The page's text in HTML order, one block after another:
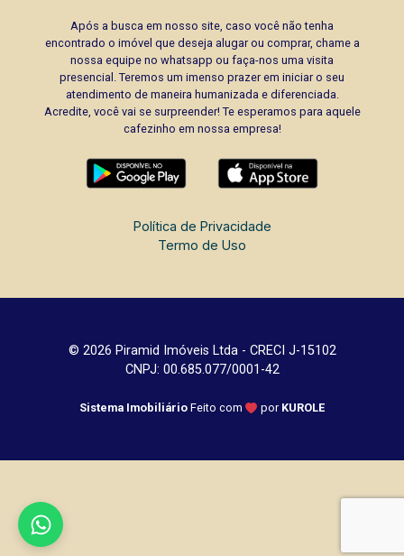
Após a busca em nosso site, caso você não tenha
encontrado o imóvel que deseja alugar ou comprar, chame a
nossa equipe no whatsapp ou faça-nos uma visita
presencial. Teremos um imenso prazer em iniciar o seu
atendimento de maneira humanizada e diferenciada.
Acredite, você vai se surpreender! Te esperamos para aquele
cafezinho em nossa empresa!
Política de Privacidade
Termo de Uso
© 2026 Piramid Imóveis Ltda - CRECI J-15102
CNPJ: 00.685.077/0001-42
Sistema Imobiliário Feito com por KUROLE